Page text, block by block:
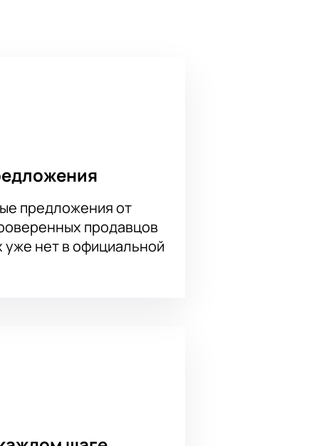
19. В зале можно выбрать
Band) онлайн?
театра и ближайших
предложения от
продавцов
нет в официальной